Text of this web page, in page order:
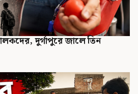
দুর্গাপুরে জালে তিন